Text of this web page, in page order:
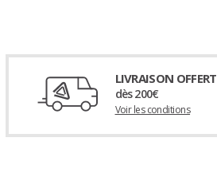
LIVRAISON
dès 200€
Voir les conditions